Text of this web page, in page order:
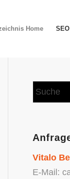
Home
Vitalo
E-Mail: